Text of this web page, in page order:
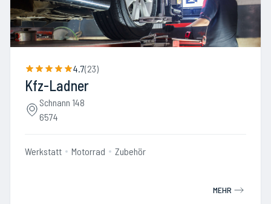
4.7(23)
Kfz-Ladner
Schnann 148
6574
Werkstatt Motorrad Zubehör
MEHR